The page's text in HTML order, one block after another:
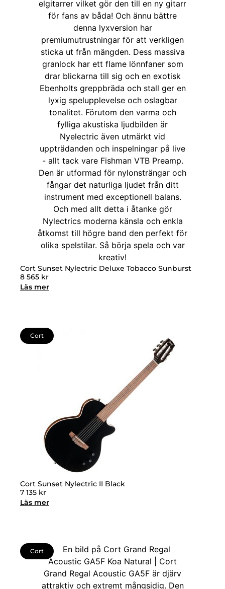
Cort Sunset Nylectric Deluxe Tobacco Sunburst
8 565 kr
Läs mer
Cort
Cort Sunset Nylectric II Black
7 135 kr
Läs mer
Cort